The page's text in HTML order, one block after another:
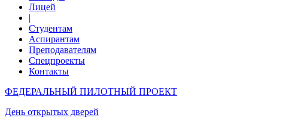
Лицей
|
Студентам
Аспирантам
Преподавателям
Спецпроекты
Контакты
ФЕДЕРАЛЬНЫЙ ПИЛОТНЫЙ ПРОЕКТ
День открытых дверей